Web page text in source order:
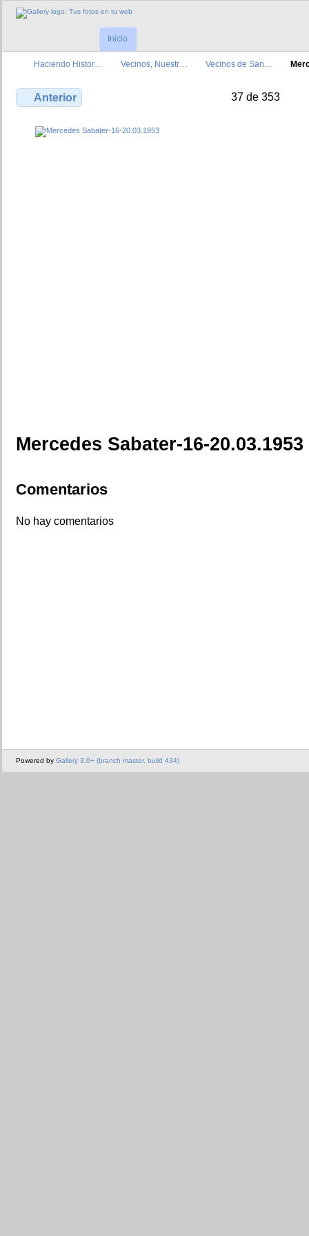
Inicio
Haciendo Histor… Vecinos, Nuestr… Vecinos de San…
Anterior 37 de 353
Mercedes Sabater-16-20.03.1953
Comentarios
No hay comentarios
Powered by Gallery 3.0+ (branch master, build 434)